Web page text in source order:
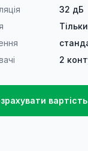
32 дБ
2
вартість